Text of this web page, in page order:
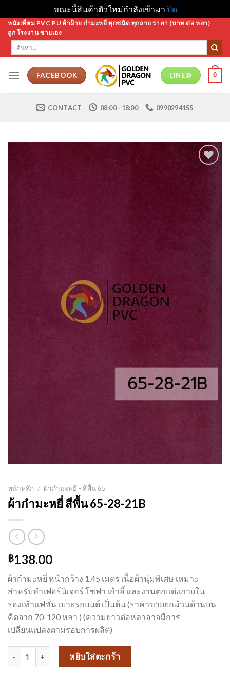
ขณะนี้สินค้าตัวใหม่กำลังเข้ามา ปิด
Skip
content
หนังเทียม PVC PU ผ้าฝ้าย กำมะหยี่ ทุกชนิด ทุกลาย ราคา (บาท ต่อ หลา)
ถูก โรงงาน ขายเอง
ค้นหา:
FACEBOOK LINE@ 0
CONTACT 08:00 - 18:00 0990294155
หน้าหลัก / ผ้ากำมะหยี่ - สีพื้น 65
ผ้ากำมะหยี่ สีพื้น 65-28-21B
฿138.00
ผ้ากำมะหยี่ หน้ากว้าง 1.45 เมตร เนื้อผ้านุ่มพิเศษ เหมาะ
สำหรับทำเฟอร์นิเจอร์ โซฟา เก้าอี้ และงานตกแต่งภายใน
รองเท้าแฟชั่น เบาะรถยนต์ เป็นต้น (ราคาขายยกม้วนด้านบน
คิดจาก 70-120 หลา ) (ความยาวต่อหลาอาจมีการ
เปลี่ยนแปลงตามรอบการผลิต)
จำนวน ผ้ากำมะหยี่ สีพื้น 65-28-21B ชิ้น
หยิบใส่ตะกร้า